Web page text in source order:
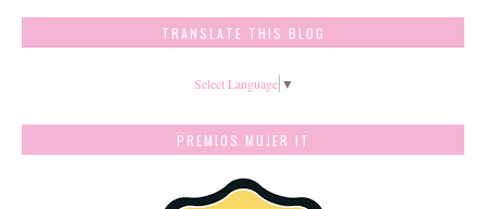
TRANSLATE THIS BLOG
Select Language ▼
PREMIOS MUJER IT